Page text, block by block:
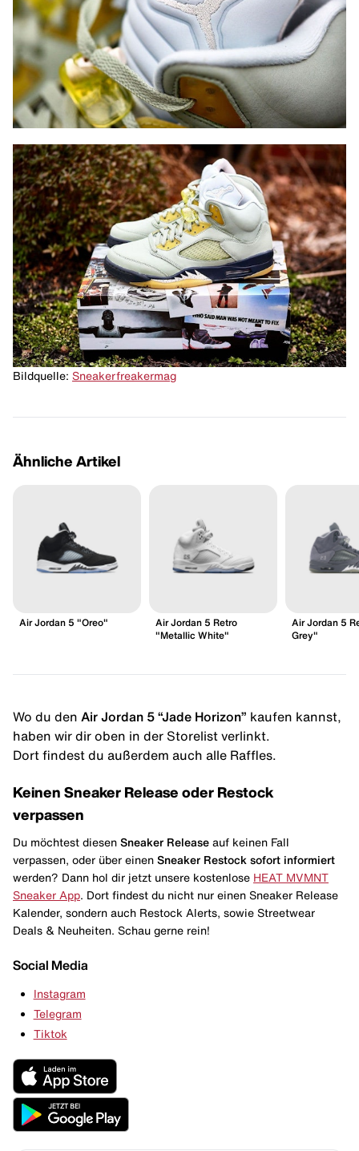
Bildquelle: Sneakerfreakermag
Ähnliche Artikel
Air Jordan 5 "Oreo"
Air Jordan 5 Retro
"Metallic White"
Air Jordan 5
Grey"
Wo du den Air Jordan 5 “Jade Horizon” kaufen kannst,
haben wir dir oben in der Storelist verlinkt.
Dort findest du außerdem auch alle Raffles.
Keinen Sneaker Release oder Restock
verpassen
Du möchtest diesen Sneaker Release auf keinen Fall
verpassen, oder über einen Sneaker Restock sofort informiert
werden? Dann hol dir jetzt unsere kostenlose HEAT MVMNT
Sneaker App. Dort findest du nicht nur einen Sneaker Release
Kalender, sondern auch Restock Alerts, sowie Streetwear
Deals & Neuheiten. Schau gerne rein!
Social Media
Instagram
Telegram
Tiktok